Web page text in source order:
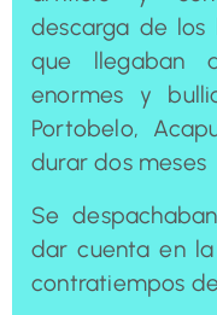
descarga de los
que llegaban
enormes y
Portobelo,
durar dos meses
Se
dar cuenta en
contratiempos